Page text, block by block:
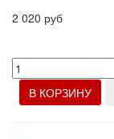
2 020 руб
В КОРЗИНУ